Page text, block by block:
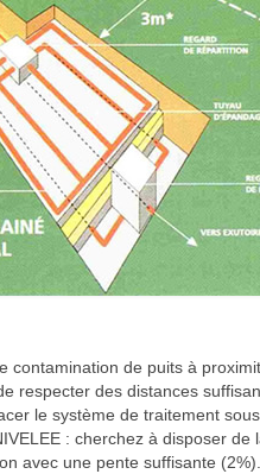
contamination de puits à
respecter des distances
le système de traitement
: cherchez à disposer
avec une pente suffisante